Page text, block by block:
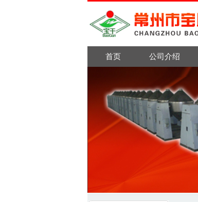
首页 公司介绍